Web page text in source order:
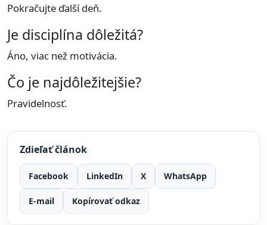
Pokračujte ďalší deň.
Je disciplína dôležitá?
Áno, viac než motivácia.
Čo je najdôležitejšie?
Pravidelnosť.
Zdieľať článok
Facebook LinkedIn X WhatsApp
E-mail Kopírovať odkaz